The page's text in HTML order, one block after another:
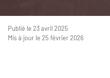
Publié le 23 avril 2025
Mis à jour le 25 février 2026